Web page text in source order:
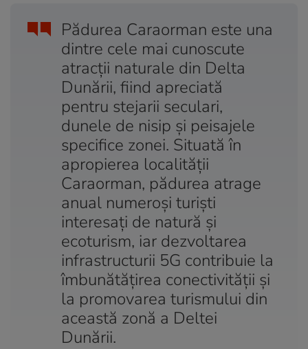
Pădurea Caraorman este una
dintre cele mai cunoscute
atracții naturale din Delta
Dunării, fiind apreciată
pentru stejarii seculari,
dunele de nisip și peisajele
specifice zonei. Situată în
apropierea localității
Caraorman, pădurea atrage
anual numeroși turiști
interesați de natură și
ecoturism, iar dezvoltarea
infrastructurii 5G contribuie la
îmbunătățirea conectivității și
la promovarea turismului din
această zonă a Deltei
Dunării.